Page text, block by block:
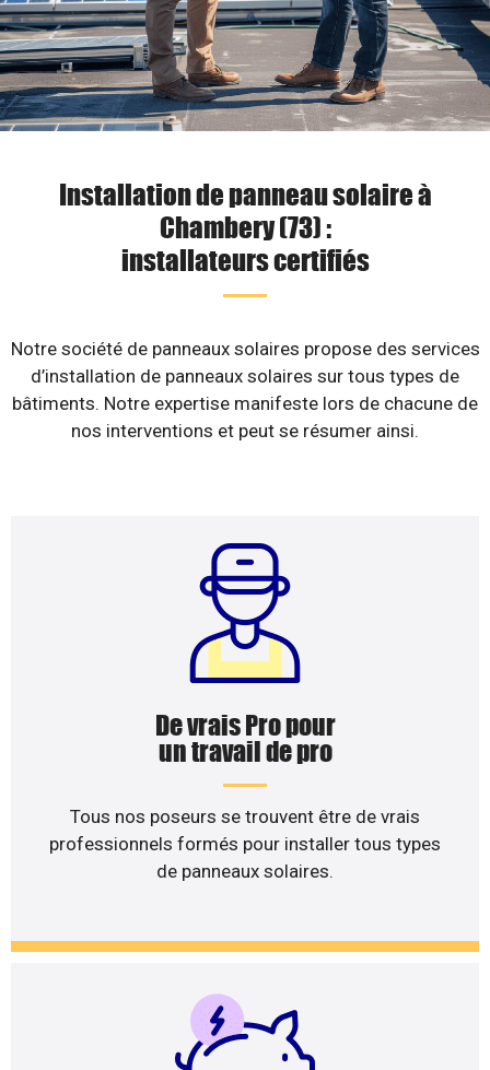
Installation de panneau solaire à
Chambery (73) :
installateurs certifiés
Notre société de panneaux solaires propose des services
d’installation de panneaux solaires sur tous types de
bâtiments. Notre expertise manifeste lors de chacune de
nos interventions et peut se résumer ainsi.
De vrais Pro pour
un travail de pro
Tous nos poseurs se trouvent être de vrais
professionnels formés pour installer tous types
de panneaux solaires.